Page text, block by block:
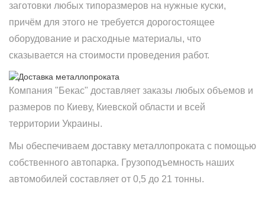
заготовки любых типоразмеров на нужные куски,
причём для этого не требуется дорогостоящее
оборудование и расходные материалы, что
сказывается на стоимости проведения работ.
Компания "Бекас" доставляет заказы любых объемов и
размеров по Киеву, Киевской области и всей
территории Украины.
Мы обеспечиваем доставку металлопроката с помощью
собственного автопарка. Грузоподъемность наших
автомобилей составляет от 0,5 до 21 тонны.